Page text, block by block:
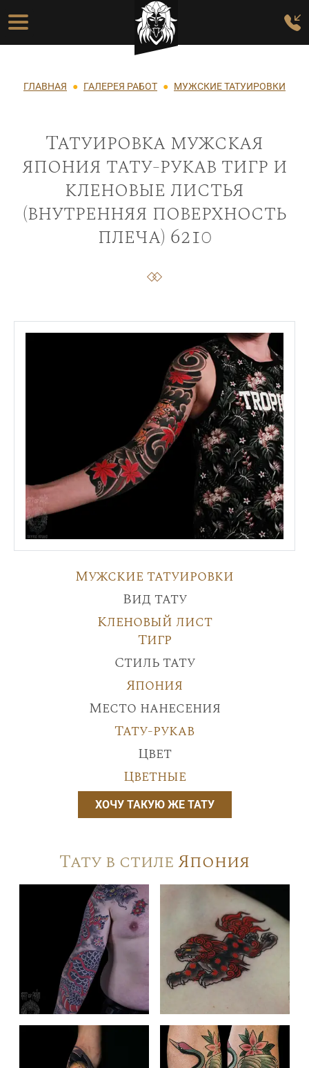
Перейти к основному содержанию
Основная навигация
Строка навигации
ГЛАВНАЯ ГАЛЕРЕЯ РАБОТ МУЖСКИЕ ТАТУИРОВКИ
Татуировка мужская
япония тату-рукав тигр и
кленовые листья
(внутренняя поверхность
плеча) 6210
Мужские татуировки
Вид тату
Кленовый лист
Тигр
Стиль тату
Япония
Место нанесения
Тату-рукав
Цвет
Цветные
ХОЧУ ТАКУЮ ЖЕ ТАТУ
Тату в стилеЯпония